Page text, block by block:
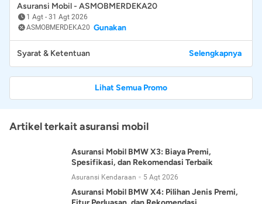
Asuransi Mobil - ASMOBMERDEKA20
1 Agt - 31 Agt 2026
ASMOBMERDEKA20 Gunakan
Syarat & Ketentuan Selengkapnya
Lihat Semua Promo
Artikel terkait asuransi mobil
Asuransi Mobil BMW X3: Biaya Premi,
Spesifikasi, dan Rekomendasi Terbaik
Asuransi Kendaraan 5 Agt 2026
Asuransi Mobil BMW X4: Pilihan Jenis Premi,